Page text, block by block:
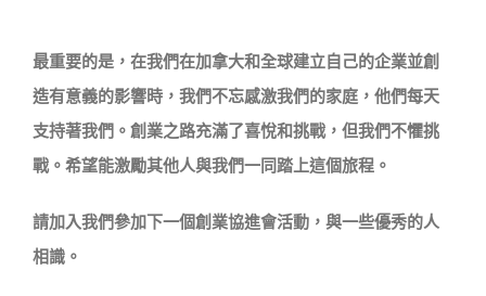
最重要的是，在我們在加拿大和全球建立自己的企業並創
造有意義的影響時，我們不忘感激我們的家庭，他們每天
支持著我們。創業之路充滿了喜悅和挑戰，但我們不懼挑
戰。希望能激勵其他人與我們一同踏上這個旅程。
請加入我們參加下一個創業協進會活動，與一些優秀的人
相識。